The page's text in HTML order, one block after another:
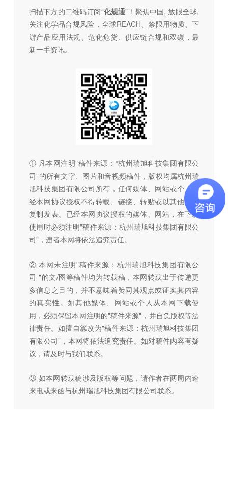
扫描下方的二维码订阅“化规通”！聚焦中国, 放眼全球,
关注化学品合规风险，全球REACH、禁限用物质、下
游产品应用法规、危化危货、供应链合规和双碳，最
新一手资讯。
① 凡本网注明"稿件来源：“杭州瑞旭科技集团有限公
司"的所有文字、图片和音视频稿件，版权均属杭州瑞
旭科技集团有限公司所有，任何媒体、网站或个人未
经本网协议授权不得转载、链接、转贴或以其他方式
复制发表。已经本网协议授权的媒体、网站，在下载
使用时必须注明"稿件来源：杭州瑞旭科技集团有限公
司"，违者本网将依法追究责任。
② 本网未注明"稿件来源：杭州瑞旭科技集团有限公
司 "的文/图等稿件均为转载稿，本网转载出于传递更
多信息之目的，并不意味着赞同其观点或证实其内容
的真实性。如其他媒体、网站或个人从本网下载使
用，必须保留本网注明的"稿件来源"，并自负版权等法
律责任。如擅自篡改为"稿件来源：杭州瑞旭科技集团
有限公司"，本网将依法追究责任。如对稿件内容有疑
议，请及时与我们联系。
③ 如本网转载稿涉及版权等问题，请作者在两周内速
来电或来函与杭州瑞旭科技集团有限公司联系。